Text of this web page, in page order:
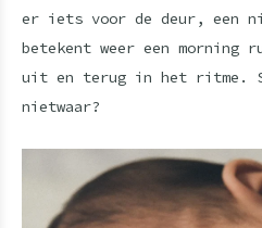
er iets voor de deur, een
betekent weer een morning
uit en terug in het ritme.
nietwaar?